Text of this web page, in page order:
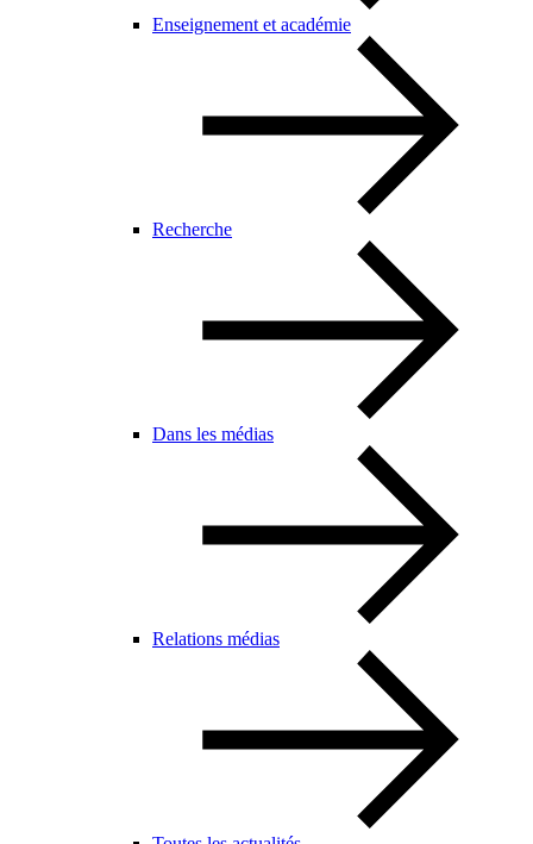
Enseignement et académie
Recherche
Dans les médias
Relations médias